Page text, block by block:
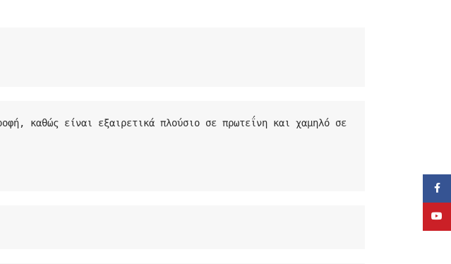
καθώς είναι εξαιρετικά πλούσιο σε πρωτεΐνη και χαμηλό σε